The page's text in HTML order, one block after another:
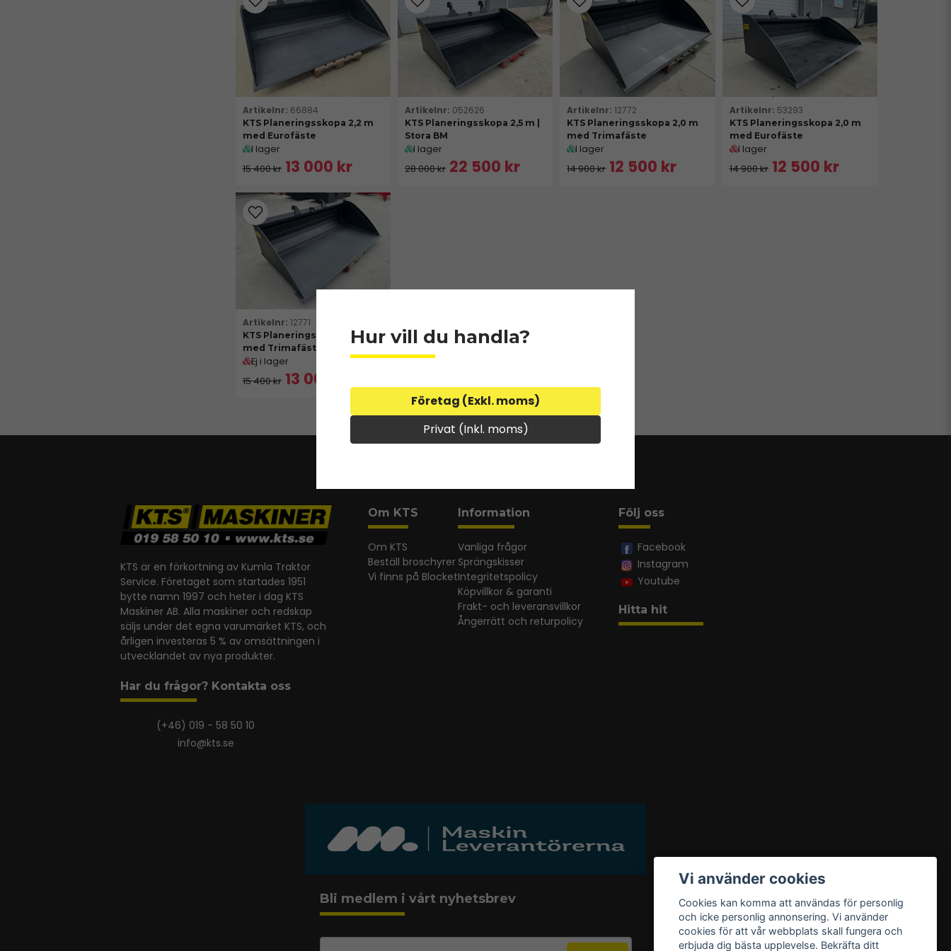
Vi erbjuder dessutom flera olika fästen för att säkerställa att din skopa passar just din maskin. Oavsett vilket redskap eller fäste du behöver, hjälper vi dig
Alla våra skopor är tillverkade av högkvalitativa material för att garantera lång hållbarhet och pålitlighet, så att du kan arbeta effektivt och tryggt.
66884
KTS Planeringsskopa 2,2 m
med Eurofäste
I lager
15 400 kr 13 000 kr
052626
KTS Planeringsskopa 2,5 m |
Stora BM
I lager
28 000 kr 22 500 kr
12772
KTS Planeringsskopa 2,0 m
med Trimafäste
I lager
14 900 kr 12 500 kr
53293
KTS Planeringsskopa 2,0 m
med Eurofäste
I lager
14 900 kr 12 500 kr
12771
KTS Planeringsskopa 2,2 m
med Trimafäste
Ej i lager
15 400 kr 13 000 kr
Hur vill du handla?
Företag (Exkl. moms)
Privat (Inkl. moms)
KTS är en förkortning av Kumla Traktor
Service. Företaget som startades 1951
bytte namn 1997 och heter i dag KTS
Maskiner AB. Alla maskiner och redskap
säljs under det egna varumärket KTS, och
årligen investeras 5 % av omsättningen i
utvecklandet av nya produkter.
Har du frågor? Kontakta oss
(+46) 019 - 58 50 10
info@kts.se
Om KTS
Om KTS
Beställ broschyrer
Vi finns på Blocket
Information
Vanliga frågor
Sprängskisser
Integritetspolicy
Köpvillkor & garanti
Frakt- och leveransvillkor
Ångerrätt och returpolicy
Följ oss
Facebook
Instagram
Youtube
Hitta hit
Bli medlem i vårt nyhetsbrev
email
Vi använder cookies
Cookies kan komma att användas för personlig
och icke personlig annonsering. Vi använder
cookies för att vår webbplats skall fungera och
erbjuda dig bästa upplevelse. Bekräfta ditt